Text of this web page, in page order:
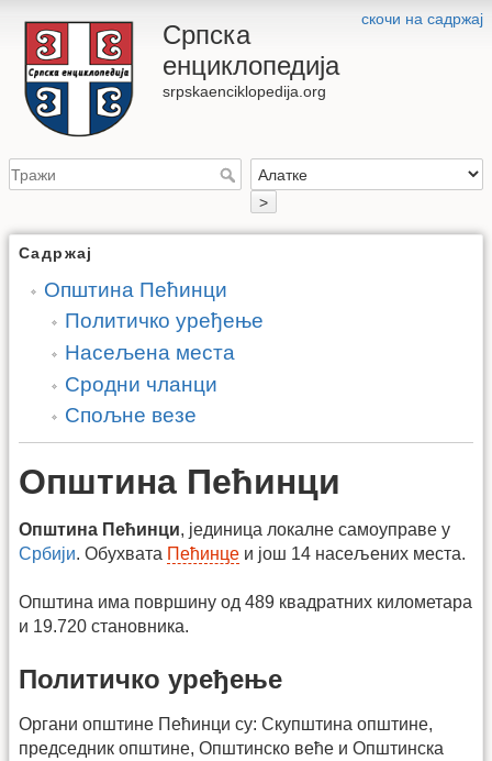
скочи на садржај
Српска
енциклопедија
srpskaenciklopedija.org
>
Садржај
Општина Пећинци
Политичко уређење
Насељена места
Сродни чланци
Спољне везе
Општина Пећинци
Општина Пећинци, јединица локалне самоуправе у
Србији. Обухвата Пећинце и још 14 насељених места.
Општина има површину од 489 квадратних километара
и 19.720 становника.
Политичко уређење
Органи општине Пећинци су: Скупштина општине,
председник општине, Општинско веће и Општинска